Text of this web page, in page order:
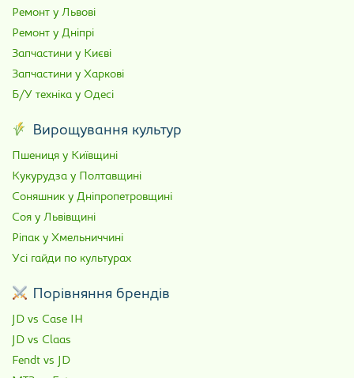
Ремонт у Львові
Ремонт у Дніпрі
Запчастини у Києві
Запчастини у Харкові
Б/У техніка у Одесі
Вирощування культур
Пшениця у Київщині
Кукурудза у Полтавщині
Соняшник у Дніпропетровщині
Соя у Львівщині
Ріпак у Хмельниччині
Усі гайди по культурах
Порівняння брендів
JD vs Case IH
JD vs Claas
Fendt vs JD